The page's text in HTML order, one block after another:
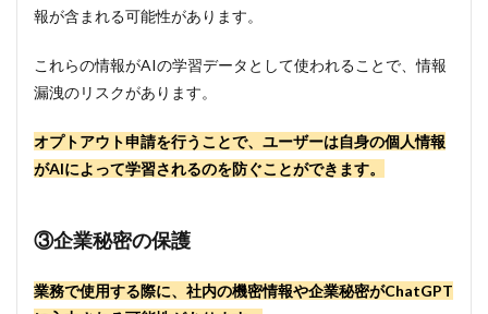
のウェブ
版を利用
場合オプ
トアウト
4
請をする
法
報が含まれる可能性があります。
これらの情報がAIの学習データとして使われることで、情報
漏洩のリスクがあります。
オプトアウト申請を行うことで、ユーザーは自身の個人情報
がAIによって学習されるのを防ぐことができます。
③企業秘密の保護
業務で使用する際に、社内の機密情報や企業秘密がChatGPT